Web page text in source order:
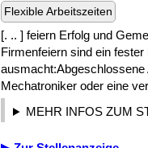
Flexible Arbeitszeiten
[. .. ] feiern Erfolg und
Firmenfeiern sind ein
Mechatroniker oder eine
MEHR INFOS ZUM